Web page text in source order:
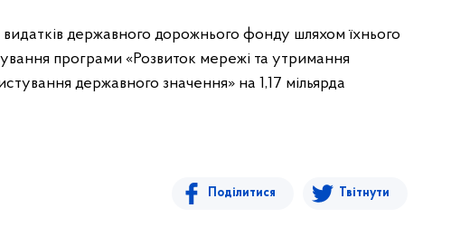
державного дорожнього фонду шляхом їхнього
програми «Розвиток мережі та утримання
державного значення» на 1,17 мільярда
Поділитися Твітнути